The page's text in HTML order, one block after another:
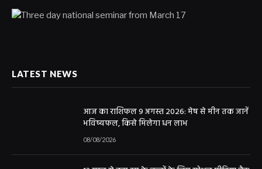
LATEST NEWS
आज का राशिफल 9 अगस्त 2026: मेष से मीन तक जानें
भविष्यफल, किसे मिलेगा धन लाभ
08/08/2026